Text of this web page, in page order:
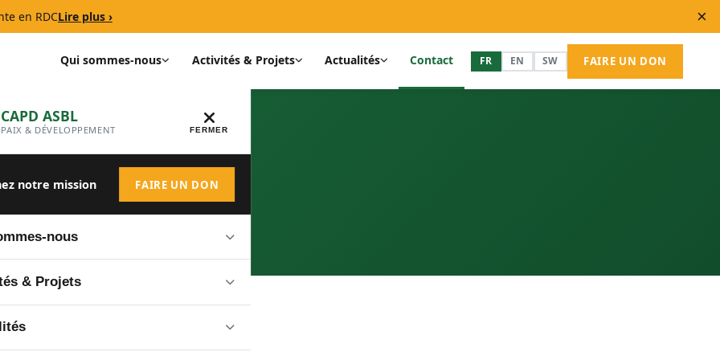
en RDCLire plus › ×
Qui sommes-nous Activités & Projets Actualités Contact FR EN SW FAIRE UN DON
CAPD ASBL
PAIX & DÉVELOPPEMENT FERMER
notre mission FAIRE UN DON
nous
Vision& Projets
les activités
Votre nom *